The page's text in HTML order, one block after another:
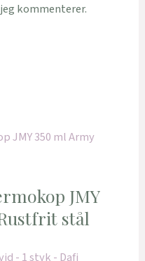
kommenterer.
JMY
stål